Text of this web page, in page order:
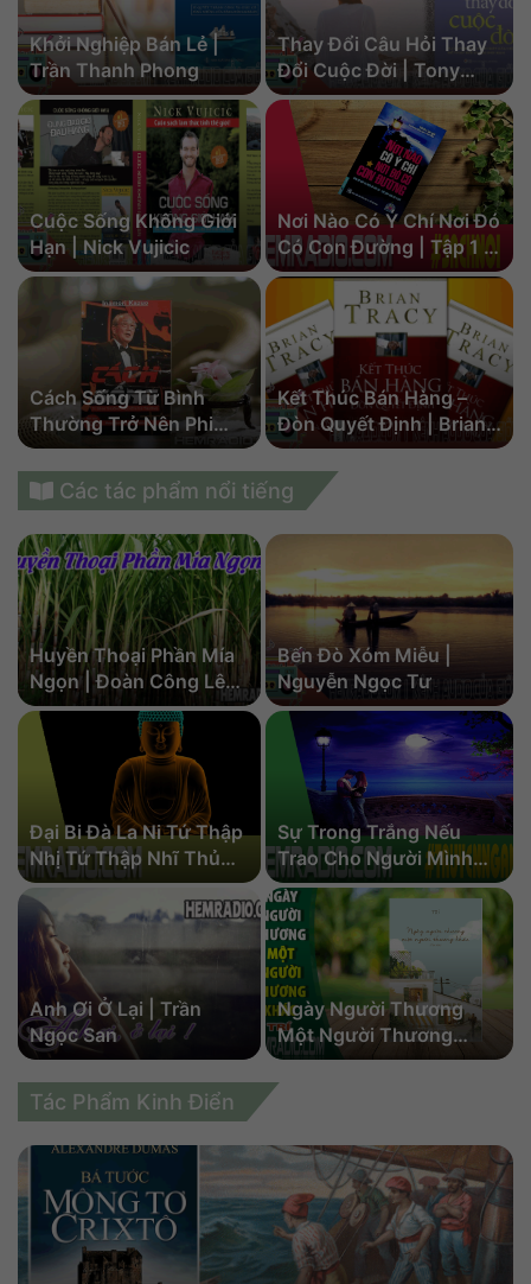
Khởi Nghiệp Bán Lẻ |
Trần Thanh Phong
Thay Đổi Câu Hỏi Thay
Đổi Cuộc Đời | Tony
Beshara
Cuộc Sống Không Giới
Hạn | Nick Vujicic
Nơi Nào Có Ý Chí Nơi Đó
Có Con Đường | Tập 1 |
Nhiều Tác Giả
Cách Sống Từ Bình
Thường Trở Nên Phi
Thường | Inamori
Kazuo Audio | Bản Full
Kết Thúc Bán Hàng –
Đòn Quyết Định | Brian
Tracy
Các tác phẩm nổi tiếng
Huyền Thoại Phần Mía
Ngọn | Đoàn Công Lê
Huy Audio | Bản Full
Bến Đò Xóm Miễu |
Nguyễn Ngọc Tư
Đại Bi Đà La Ni Tứ Thập
Nhị Tứ Thập Nhĩ Thủ
Nhãn | Tuyên Hóa
Thượng Nhân
Sự Trong Trắng Nếu
Trao Cho Người Mình
Thương Yêu Thật Lòng
Thì… | Hạt Mầm Lumi
Anh Ơi Ở Lại | Trần
Ngọc San
Ngày Người Thương
Một Người Thương
Khác | Trí Audio | Bản
Full 37 Phần
Tác Phẩm Kinh Điển